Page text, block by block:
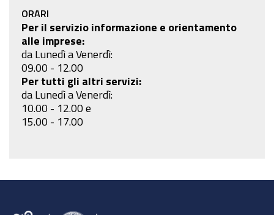
ORARI
Per il servizio informazione e orientamento
alle imprese:
da Lunedì a Venerdì:
09.00 - 12.00
Per tutti gli altri servizi:
da Lunedì a Venerdì:
10.00 - 12.00 e
15.00 - 17.00